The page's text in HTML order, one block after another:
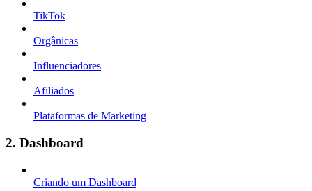
TikTok
Orgânicas
Influenciadores
Afiliados
Plataformas de Marketing
2. Dashboard
Criando um Dashboard